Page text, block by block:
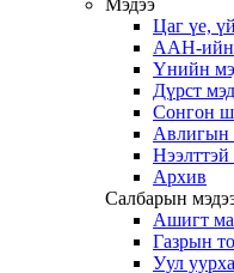
Мэдээ
Цаг үе,
ААН-ийн
Үнийн
Дүрст
Сонгон
Авлигын
Нээлттэй
Архив
Салбарын
Ашигт
Газрын
Уул